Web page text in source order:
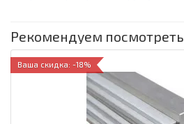
Рекомендуем посмотреть
Ваша скидка: -18%